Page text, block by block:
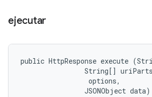
ejecutar
public HttpResponse execute
String[]
options,
                JSONObject data)